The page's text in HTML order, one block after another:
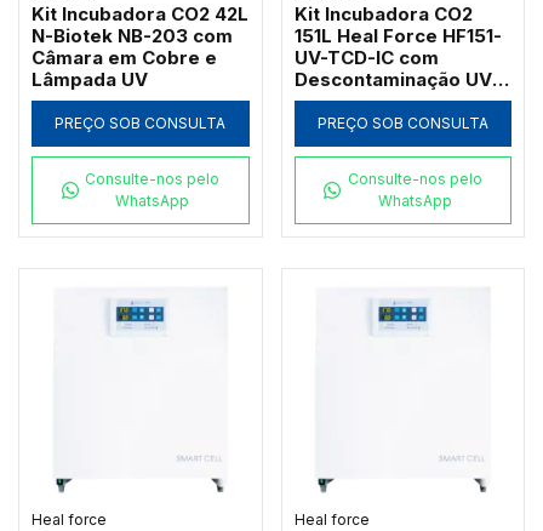
Kit Incubadora CO2 42L
N-Biotek NB-203 com
Câmara em Cobre e
Lâmpada UV
PREÇO SOB CONSULTA
Consulte-nos pelo
WhatsApp
Kit Incubadora CO2
151L Heal Force HF151-
UV-TCD-IC com
Descontaminação UV e
Sensor TCD
PREÇO SOB CONSULTA
Consulte-nos pelo
WhatsApp
Heal force Heal force